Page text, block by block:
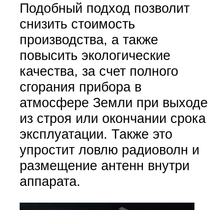
Подобный подход позволит
снизить стоимость
производства, а также
повысить экологические
качества, за счет полного
сгорания прибора в
атмосфере Земли при выходе
из строя или окончании срока
эксплуатации. Также это
упростит ловлю радиоволн и
размещение антенн внутри
аппарата.